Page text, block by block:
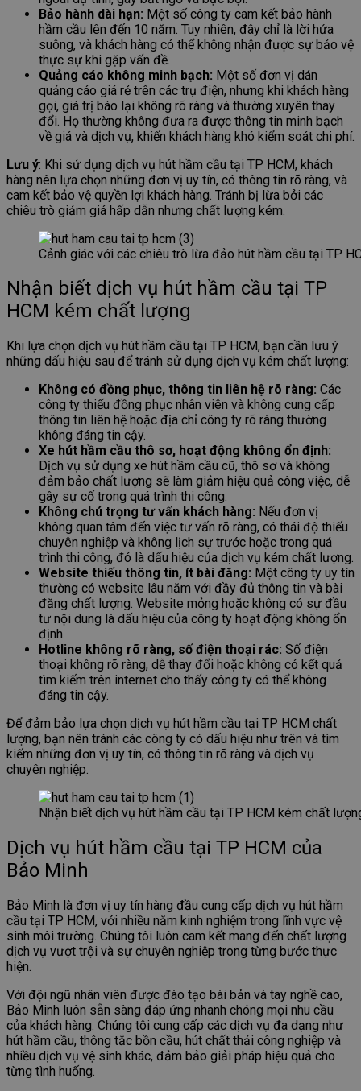
Bảo hành dài hạn: Một số công ty cam kết bảo hành
hầm cầu lên đến 10 năm. Tuy nhiên, đây chỉ là lời hứa
suông, và khách hàng có thể không nhận được sự bảo vệ
thực sự khi gặp vấn đề.
Quảng cáo không minh bạch: Một số đơn vị dán
quảng cáo giá rẻ trên các trụ điện, nhưng khi khách hàng
gọi, giá trị báo lại không rõ ràng và thường xuyên thay
đổi. Họ thường không đưa ra được thông tin minh bạch
về giá và dịch vụ, khiến khách hàng khó kiểm soát chi phí.
Lưu ý: Khi sử dụng dịch vụ hút hầm cầu tại TP HCM, khách
hàng nên lựa chọn những đơn vị uy tín, có thông tin rõ ràng, và
cam kết bảo vệ quyền lợi khách hàng. Tránh bị lừa bởi các
chiêu trò giảm giá hấp dẫn nhưng chất lượng kém.
Cảnh giác với các chiêu trò lừa đảo hút hầm cầu tại TP
Nhận biết dịch vụ hút hầm cầu tại TP
HCM kém chất lượng
Khi lựa chọn dịch vụ hút hầm cầu tại TP HCM, bạn cần lưu ý
những dấu hiệu sau để tránh sử dụng dịch vụ kém chất lượng:
Không có đồng phục, thông tin liên hệ rõ ràng: Các
công ty thiếu đồng phục nhân viên và không cung cấp
thông tin liên hệ hoặc địa chỉ công ty rõ ràng thường
không đáng tin cậy.
Xe hút hầm cầu thô sơ, hoạt động không ổn định:
Dịch vụ sử dụng xe hút hầm cầu cũ, thô sơ và không
đảm bảo chất lượng sẽ làm giảm hiệu quả công việc, dễ
gây sự cố trong quá trình thi công.
Không chú trọng tư vấn khách hàng: Nếu đơn vị
không quan tâm đến việc tư vấn rõ ràng, có thái độ thiếu
chuyên nghiệp và không lịch sự trước hoặc trong quá
trình thi công, đó là dấu hiệu của dịch vụ kém chất lượng.
Website thiếu thông tin, ít bài đăng: Một công ty uy tín
thường có website lâu năm với đầy đủ thông tin và bài
đăng chất lượng. Website mỏng hoặc không có sự đầu
tư nội dung là dấu hiệu của công ty hoạt động không ổn
định.
Hotline không rõ ràng, số điện thoại rác: Số điện
thoại không rõ ràng, dễ thay đổi hoặc không có kết quả
tìm kiếm trên internet cho thấy công ty có thể không
đáng tin cậy.
Để đảm bảo lựa chọn dịch vụ hút hầm cầu tại TP HCM chất
lượng, bạn nên tránh các công ty có dấu hiệu như trên và tìm
kiếm những đơn vị uy tín, có thông tin rõ ràng và dịch vụ
chuyên nghiệp.
Nhận biết dịch vụ hút hầm cầu tại TP HCM kém chất
Dịch vụ hút hầm cầu tại TP HCM của
Bảo Minh
Bảo Minh là đơn vị uy tín hàng đầu cung cấp dịch vụ hút hầm
cầu tại TP HCM, với nhiều năm kinh nghiệm trong lĩnh vực vệ
sinh môi trường. Chúng tôi luôn cam kết mang đến chất lượng
dịch vụ vượt trội và sự chuyên nghiệp trong từng bước thực
hiện.
Với đội ngũ nhân viên được đào tạo bài bản và tay nghề cao,
Bảo Minh luôn sẵn sàng đáp ứng nhanh chóng mọi nhu cầu
của khách hàng. Chúng tôi cung cấp các dịch vụ đa dạng như
hút hầm cầu, thông tắc bồn cầu, hút chất thải công nghiệp và
nhiều dịch vụ vệ sinh khác, đảm bảo giải pháp hiệu quả cho
từng tình huống.